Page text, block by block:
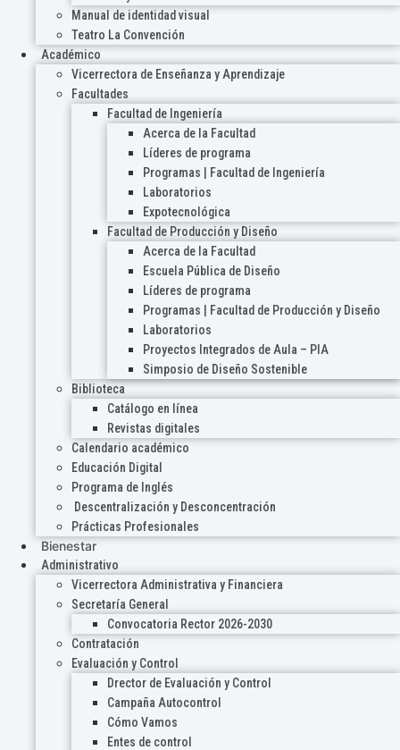
Manual de identidad visual
Teatro La Convención
Académico
Vicerrectora de Enseñanza y Aprendizaje
Facultades
Facultad de Ingeniería
Acerca de la Facultad
Líderes de programa
Programas | Facultad de Ingeniería
Laboratorios
Expotecnológica
Facultad de Producción y Diseño
Acerca de la Facultad
Escuela Pública de Diseño
Líderes de programa
Programas | Facultad de Producción y Diseño
Laboratorios
Proyectos Integrados de Aula – PIA
Simposio de Diseño Sostenible
Biblioteca
Catálogo en línea
Revistas digitales
Calendario académico
Educación Digital
Programa de Inglés
Descentralización y Desconcentración
Prácticas Profesionales
Bienestar
Administrativo
Vicerrectora Administrativa y Financiera
Secretaría General
Convocatoria Rector 2026-2030
Contratación
Evaluación y Control
Drector de Evaluación y Control
Campaña Autocontrol
Cómo Vamos
Entes de control